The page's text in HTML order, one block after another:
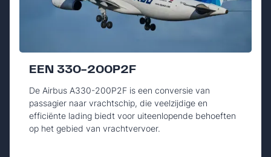
EEN 330-200P2F
De Airbus A330-200P2F is een conversie van
passagier naar vrachtschip, die veelzijdige en
efficiënte lading biedt voor uiteenlopende behoeften
op het gebied van vrachtvervoer.